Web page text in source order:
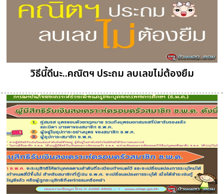
วิธีนี้ดีนะ..คณิตฯ ประถม ลบเลขไม่ต้องยืม